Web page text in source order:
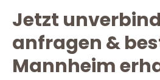
Jetzt
anfragen &
Mannheim